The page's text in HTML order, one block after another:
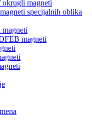
magneti
specijalnih oblika
magneti